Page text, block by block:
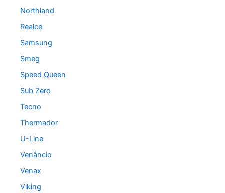
Northland
Realce
Samsung
Smeg
Speed Queen
Sub Zero
Tecno
Thermador
U-Line
Venâncio
Venax
Viking